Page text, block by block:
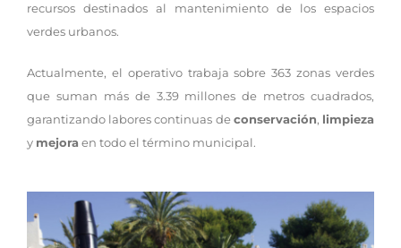
recursos destinados al mantenimiento de los espacios
verdes urbanos.
Actualmente, el operativo trabaja sobre 363 zonas verdes
que suman más de 3.39 millones de metros cuadrados,
garantizando labores continuas deconservación, limpieza
y mejora en todo el término municipal.